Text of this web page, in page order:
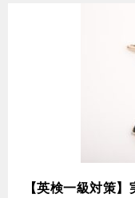
【英検一級対策